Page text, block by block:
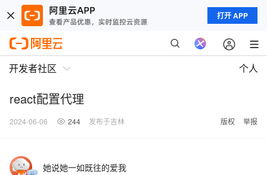
打开 APP
开发者社区 个人
react配置代理
2024-06-06 244 发布于吉林 版权 举报
她说她一如既往的爱我